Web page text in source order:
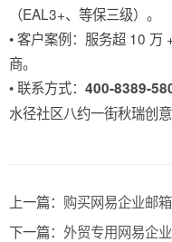
（EAL3+、等保三级）。
• 客户案例：服务超 10 万
商。
• 联系方式： 400-8389-
水径社区八约一街秋瑞创意
上一篇： 购买网易企业邮
下一篇： 外贸专用网易企